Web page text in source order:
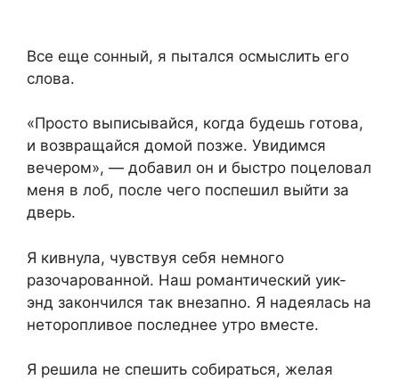
Все еще сонный, я пытался осмыслить его
слова.
«Просто выписывайся, когда будешь готова,
и возвращайся домой позже. Увидимся
вечером», — добавил он и быстро поцеловал
меня в лоб, после чего поспешил выйти за
дверь.
Я кивнула, чувствуя себя немного
разочарованной. Наш романтический уик-
энд закончился так внезапно. Я надеялась на
неторопливое последнее утро вместе.
Я решила не спешить собираться, желая